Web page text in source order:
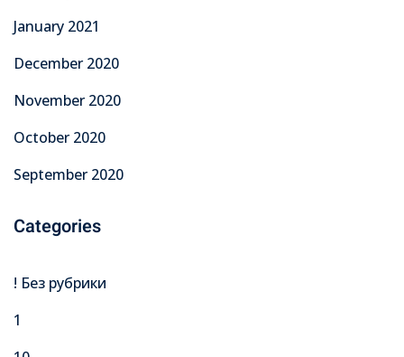
January 2021
December 2020
November 2020
October 2020
September 2020
Categories
! Без рубрики
1